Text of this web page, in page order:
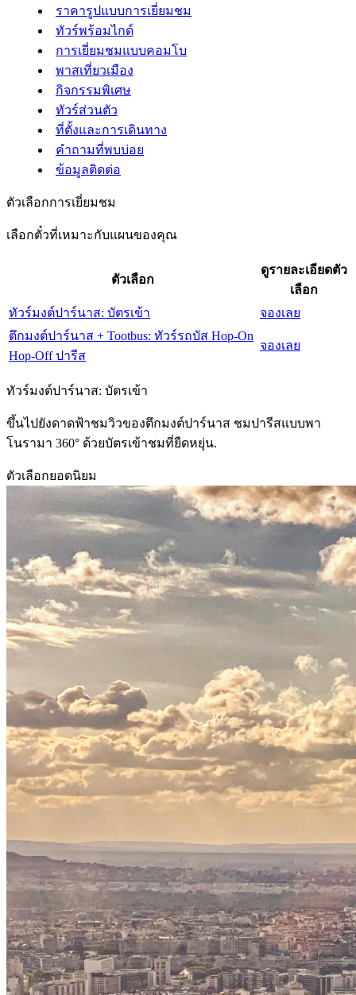
ราคารูปแบบการเยี่ยมชม
ทัวร์พร้อมไกด์
การเยี่ยมชมแบบคอมโบ
พาสเที่ยวเมือง
กิจกรรมพิเศษ
ทัวร์ส่วนตัว
ที่ตั้งและการเดินทาง
คำถามที่พบบ่อย
ข้อมูลติดต่อ
ตัวเลือกการเยี่ยมชม
เลือกตั๋วที่เหมาะกับแผนของคุณ
ตัวเลือก
ดูรายละเอียดตัว
เลือก
ทัวร์มงต์ปาร์นาส: บัตรเข้า
จองเลย
ตึกมงต์ปาร์นาส + Tootbus: ทัวร์รถบัส Hop-On
Hop-Off ปารีส
จองเลย
ทัวร์มงต์ปาร์นาส: บัตรเข้า
ขึ้นไปยังดาดฟ้าชมวิวของตึกมงต์ปาร์นาส ชมปารีสแบบพา
โนรามา 360° ด้วยบัตรเข้าชมที่ยืดหยุ่น.
ตัวเลือกยอดนิยม